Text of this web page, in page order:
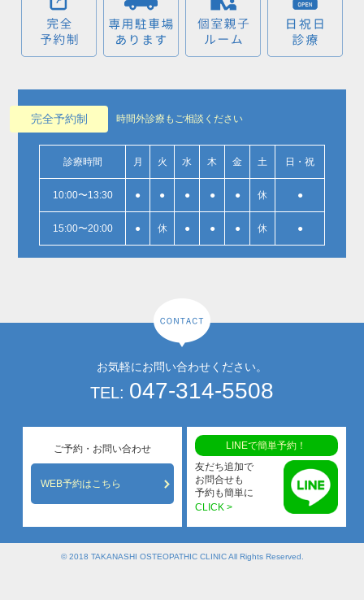
完全予約制 時間外診療もご相談ください
診療時間 月 火 水 木 金 土 日・祝
10:00〜13:30 ● ● ● ● ● 休 ●
15:00〜20:00 ● 休 ● ● ● 休 ●
お気軽にお問い合わせください。
TEL: 047-314-5508
ご予約・お問い合わせ
WEB予約はこちら
LINEで簡単予約！
友だち追加で
お問合せも
予約も簡単に
CLICK >
© 2018 TAKANASHI OSTEOPATHIC CLINIC All Rights Reserved.